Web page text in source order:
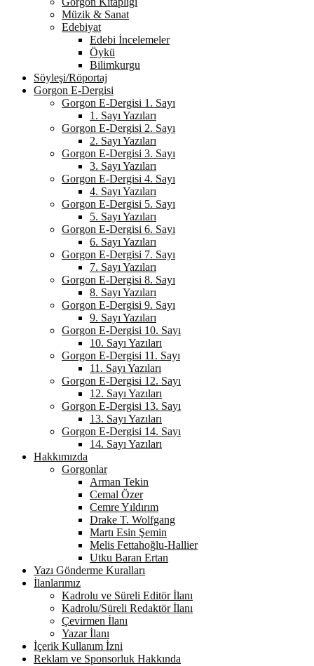
Müzik & Sanat
Edebiyat
Edebi İncelemeler
Öykü
Bilimkurgu
Söyleşi/Röportaj
Gorgon E-Dergisi
Gorgon E-Dergisi 1. Sayı
1. Sayı Yazıları
Gorgon E-Dergisi 2. Sayı
2. Sayı Yazıları
Gorgon E-Dergisi 3. Sayı
3. Sayı Yazıları
Gorgon E-Dergisi 4. Sayı
4. Sayı Yazıları
Gorgon E-Dergisi 5. Sayı
5. Sayı Yazıları
Gorgon E-Dergisi 6. Sayı
6. Sayı Yazıları
Gorgon E-Dergisi 7. Sayı
7. Sayı Yazıları
Gorgon E-Dergisi 8. Sayı
8. Sayı Yazıları
Gorgon E-Dergisi 9. Sayı
9. Sayı Yazıları
Gorgon E-Dergisi 10. Sayı
10. Sayı Yazıları
Gorgon E-Dergisi 11. Sayı
11. Sayı Yazıları
Gorgon E-Dergisi 12. Sayı
12. Sayı Yazıları
Gorgon E-Dergisi 13. Sayı
13. Sayı Yazıları
Gorgon E-Dergisi 14. Sayı
14. Sayı Yazıları
Hakkımızda
Gorgonlar
Arman Tekin
Cemal Özer
Cemre Yıldırım
Drake T. Wolfgang
Martı Esin Şemin
Melis Fettahoğlu-Hallier
Utku Baran Ertan
Yazı Gönderme Kuralları
İlanlarımız
Kadrolu ve Süreli Editör İlanı
Kadrolu/Süreli Redaktör İlanı
Çevirmen İlanı
Yazar İlanı
İçerik Kullanım İzni
Reklam ve Sponsorluk Hakkında